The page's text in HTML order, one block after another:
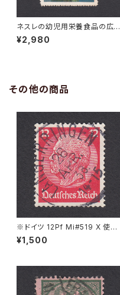
ネスレの幼児用栄養食品の広告
ポスタースタンプ 1900年頃
¥2,980
その他の商品
※ドイツ 12Pf Mi#519 X 使用
済み切手｜LANGERRINGEN
26.APR.1938
¥1,500